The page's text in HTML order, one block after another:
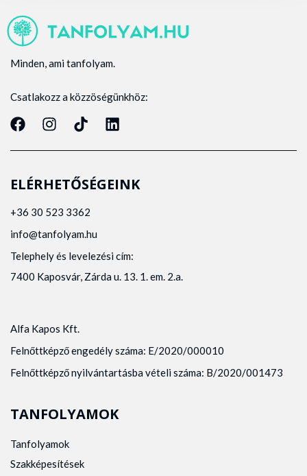
Minden, ami tanfolyam.
Csatlakozz a közzöségünkhöz:
ELÉRHETŐSÉGEINK
+36 30 523 3362
info@tanfolyam.hu
Telephely és levelezési cím:
7400 Kaposvár, Zárda u. 13. 1. em. 2.a.
Alfa Kapos Kft.
Felnőttképző engedély száma: E/2020/000010
Felnőttképző nyilvántartásba vételi száma: B/2020/001473
TANFOLYAMOK
Tanfolyamok
Szakképesítések